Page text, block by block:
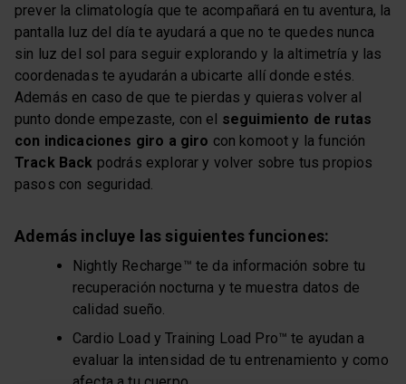
prever la climatología que te acompañará en tu aventura, la
pantalla luz del día te ayudará a que no te quedes nunca
sin luz del sol para seguir explorando y la altimetría y las
coordenadas te ayudarán a ubicarte allí donde estés.
Además en caso de que te pierdas y quieras volver al
punto donde empezaste, con el seguimiento de rutas
con indicaciones giro a giro con komoot y la función
Track Back podrás explorar y volver sobre tus propios
pasos con seguridad.
Además incluye las siguientes funciones:
Nightly Recharge™ te da información sobre tu
recuperación nocturna y te muestra datos de
calidad sueño.
Cardio Load y Training Load Pro™ te ayudan a
evaluar la intensidad de tu entrenamiento y como